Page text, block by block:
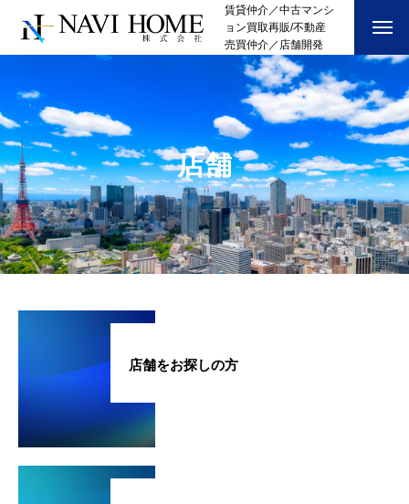
賃貸仲介／中古マンシ
ョン買取再販/不動産
売買仲介／店舗開発
店舗
店舗をお探しの方